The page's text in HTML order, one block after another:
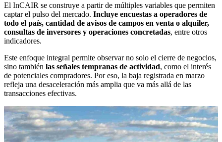
El InCAIR se construye a partir de múltiples variables que permiten
captar el pulso del mercado. Incluye encuestas a operadores de
todo el país, cantidad de avisos de campos en venta o alquiler,
consultas de inversores y operaciones concretadas, entre otros
indicadores.
Este enfoque integral permite observar no solo el cierre de negocios,
sino también las señales tempranas de actividad, como el interés
de potenciales compradores. Por eso, la baja registrada en marzo
refleja una desaceleración más amplia que va más allá de las
transacciones efectivas.